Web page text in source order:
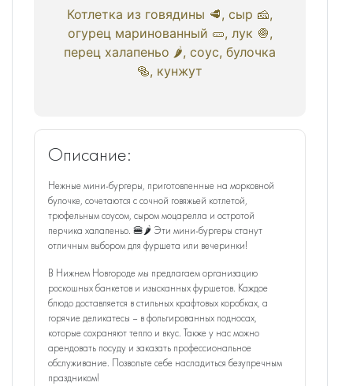
Котлетка из говядины 🥩, сыр 🧀,
огурец маринованный 🥒, лук 🧅,
перец халапеньо 🌶, соус, булочка
🥯, кунжут
Описание:
Нежные мини-бургеры, приготовленные на морковной
булочке, сочетаются с сочной говяжьей котлетой,
трюфельным соусом, сыром моцарелла и остротой
перчика халапеньо. 🍔🌶️ Эти мини-бургеры станут
отличным выбором для фуршета или вечеринки!
В Нижнем Новгороде мы предлагаем организацию
роскошных банкетов и изысканных фуршетов. Каждое
блюдо доставляется в стильных крафтовых коробках, а
горячие деликатесы – в фольгированных подносах,
которые сохраняют тепло и вкус. Также у нас можно
арендовать посуду и заказать профессиональное
обслуживание. Позвольте себе насладиться безупречным
праздником!